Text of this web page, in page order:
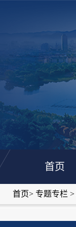
首页
首页> 专题专栏 >